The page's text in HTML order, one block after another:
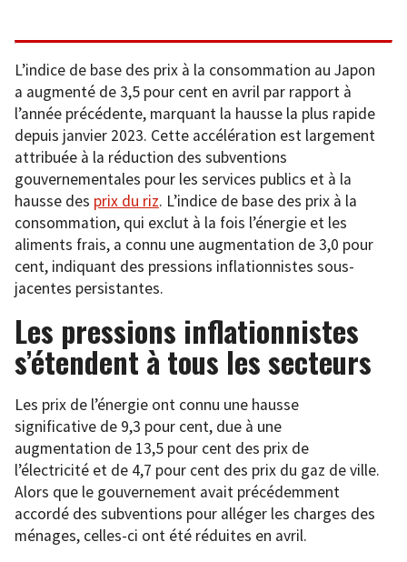
L’indice de base des prix à la consommation au Japon
a augmenté de 3,5 pour cent en avril par rapport à
l’année précédente, marquant la hausse la plus rapide
depuis janvier 2023. Cette accélération est largement
attribuée à la réduction des subventions
gouvernementales pour les services publics et à la
hausse des prix du riz. L’indice de base des prix à la
consommation, qui exclut à la fois l’énergie et les
aliments frais, a connu une augmentation de 3,0 pour
cent, indiquant des pressions inflationnistes sous-
jacentes persistantes.
Les pressions inflationnistes
s’étendent à tous les secteurs
Les prix de l’énergie ont connu une hausse
significative de 9,3 pour cent, due à une
augmentation de 13,5 pour cent des prix de
l’électricité et de 4,7 pour cent des prix du gaz de ville.
Alors que le gouvernement avait précédemment
accordé des subventions pour alléger les charges des
ménages, celles-ci ont été réduites en avril.